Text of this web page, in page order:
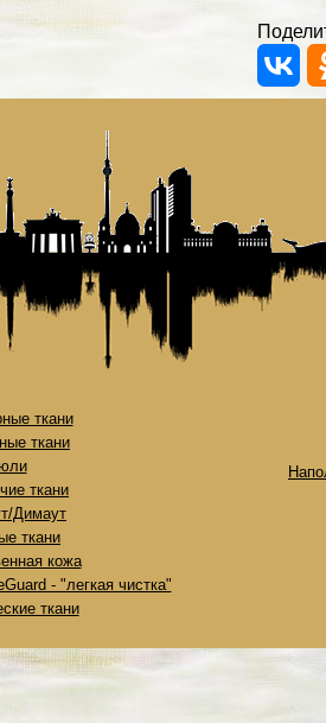
ткани
ткани
ткани
Димаут
ткани
кожа
- "легкая чистка"
ткани